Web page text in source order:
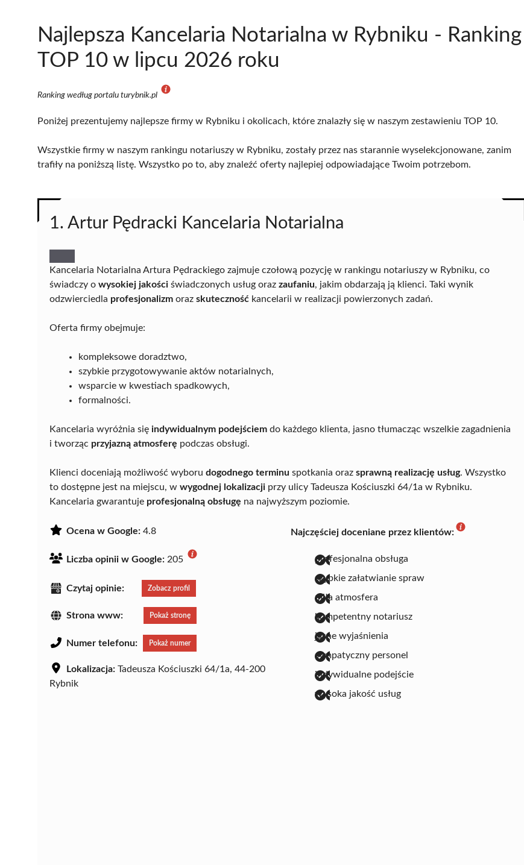
Najlepsza Kancelaria Notarialna w Rybniku - Ranking
TOP 10 w lipcu 2026 roku
Ranking według portalu turybnik.pl
Poniżej prezentujemy najlepsze firmy w Rybniku i okolicach, które znalazły się w naszym zestawieniu TOP 10.
Wszystkie firmy w naszym rankingu notariuszy w Rybniku, zostały przez nas starannie wyselekcjonowane, zanim
trafiły na poniższą listę. Wszystko po to, aby znaleźć oferty najlepiej odpowiadające Twoim potrzebom.
1. Artur Pędracki Kancelaria Notarialna
Kancelaria Notarialna Artura Pędrackiego zajmuje czołową pozycję w rankingu notariuszy w Rybniku, co
świadczy o wysokiej jakości świadczonych usług oraz zaufaniu, jakim obdarzają ją klienci. Taki wynik
odzwierciedla profesjonalizm oraz skuteczność kancelarii w realizacji powierzonych zadań.
Oferta firmy obejmuje:
kompleksowe doradztwo,
szybkie przygotowywanie aktów notarialnych,
wsparcie w kwestiach spadkowych,
formalności.
Kancelaria wyróżnia się indywidualnym podejściem do każdego klienta, jasno tłumacząc wszelkie zagadnienia
i tworząc przyjazną atmosferę podczas obsługi.
Klienci doceniają możliwość wyboru dogodnego terminu spotkania oraz sprawną realizację usług. Wszystko
to dostępne jest na miejscu, w wygodnej lokalizacji przy ulicy Tadeusza Kościuszki 64/1a w Rybniku.
Kancelaria gwarantuje profesjonalną obsługę na najwyższym poziomie.
Ocena w Google: 4.8
Liczba opinii w Google: 205
Czytaj opinie: Zobacz profil
Strona www: Pokaż stronę
Numer telefonu: Pokaż numer
Lokalizacja: Tadeusza Kościuszki 64/1a, 44-200
Rybnik
Najczęściej doceniane przez klientów:
profesjonalna obsługa
szybkie załatwianie spraw
miła atmosfera
kompetentny notariusz
jasne wyjaśnienia
sympatyczny personel
indywidualne podejście
wysoka jakość usług